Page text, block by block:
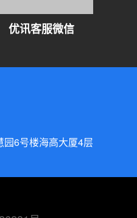
优讯客服微信
6号楼海高大厦4层